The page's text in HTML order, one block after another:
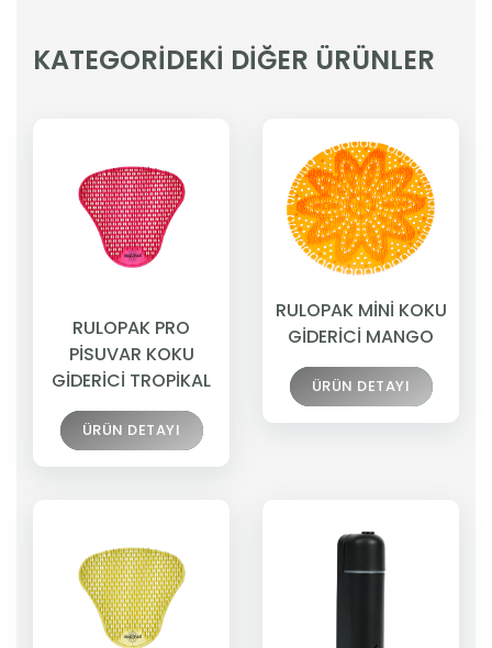
KATEGORİDEKİ DİĞER ÜRÜNLER
RULOPAK PRO
PİSUVAR KOKU
GİDERİCİ TROPİKAL
ÜRÜN DETAYI
RULOPAK MİNİ KOKU
GİDERİCİ MANGO
ÜRÜN DETAYI